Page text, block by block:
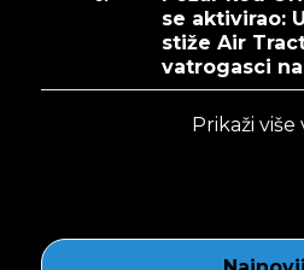
se aktivirao:
stiže Air
vatrogasci
Prikaži više